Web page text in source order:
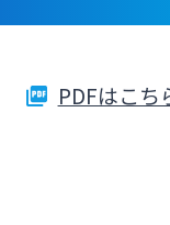
法人向け
PDFはこち